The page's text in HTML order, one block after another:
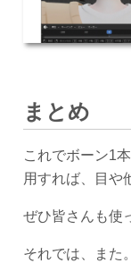
まとめ
これでボーン1
用すれば、目や
ぜひ皆さんも使
それでは、また。